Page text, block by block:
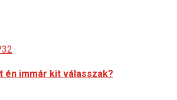
én immár kit válasszak?